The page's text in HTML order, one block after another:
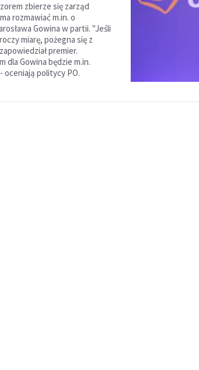
zbierze się zarząd
rozmawiać m.in. o
Gowina w partii. "Jeśli
miarę, pożegna się z
premier.
dla Gowina będzie m.in.
oceniają politycy PO.